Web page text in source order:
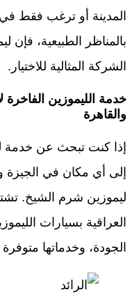
المدينة أو ترغب فقط في
بالمناظر الطبيعية،
الشركة المثالية للاختيار.
خدمة الليموزين
والقاهرة
إذا كنت تبحث عن خدمة
إلى أي مكان في الجيزة
ليموزين شرم الشيخ.
العراقية بسيارات
الجودة، وخدماتها